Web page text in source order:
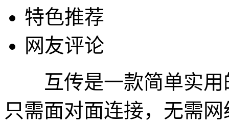
特色推荐
网友评论
互传是一款简单实用
只需面对面连接，无需